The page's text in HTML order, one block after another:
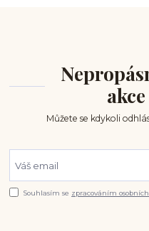
Můžete se kdykoli
Souhlasím se zpracováním